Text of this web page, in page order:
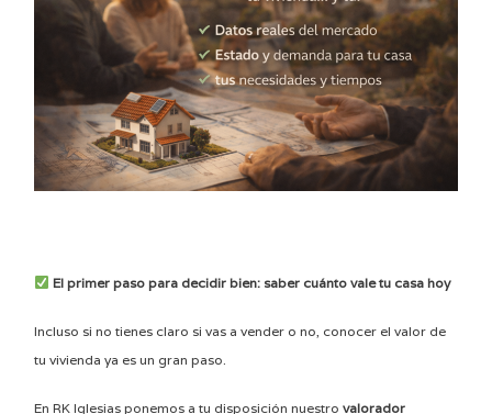
El primer paso para decidir bien: saber cuánto vale tu casa hoy
Incluso si no tienes claro si vas a vender o no, conocer el valor de
tu vivienda ya es un gran paso.
En RK Iglesias ponemos a tu disposición nuestro valorador